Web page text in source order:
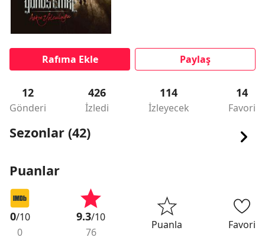
Rafıma Ekle Paylaş
12
Gönderi
426
İzledi
114
İzleyecek
14
Favori
Sezonlar (42)
Puanlar
0/10
0
9.3/10
76
Puanla Favori